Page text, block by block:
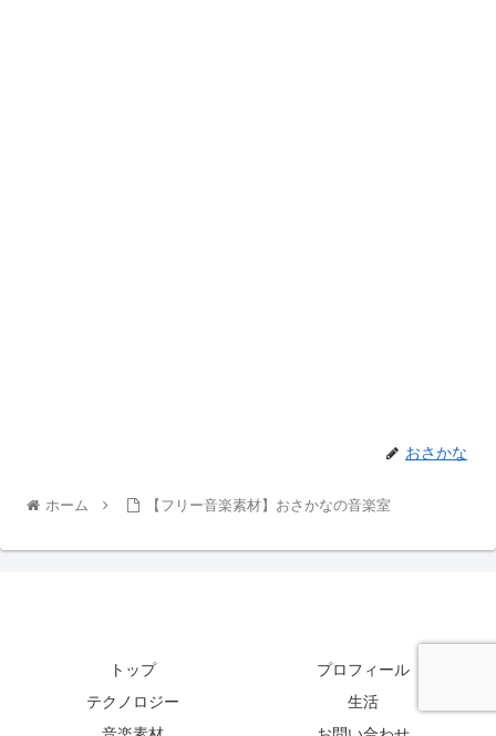
おさかな
ホーム 【フリー音楽素材】おさかなの音楽室
トップ
プロフィール
テクノロジー
生活